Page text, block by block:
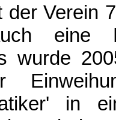
der Verein
eine
wurde
in